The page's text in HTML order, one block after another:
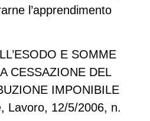
l’apprendimento
E SOMME
CESSAZIONE DEL
IMPONIBILE
Lavoro, 12/5/2006, n.